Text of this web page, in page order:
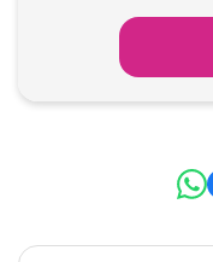
Pagamento